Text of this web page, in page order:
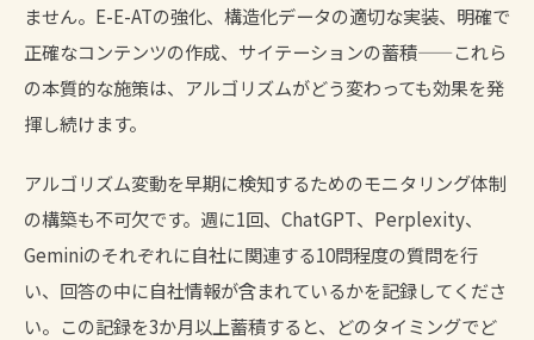
ません。E-E-ATの強化、構造化データの適切な実装、明確で
正確なコンテンツの作成、サイテーションの蓄積——これら
の本質的な施策は、アルゴリズムがどう変わっても効果を発
揮し続けます。
アルゴリズム変動を早期に検知するためのモニタリング体制
の構築も不可欠です。週に1回、ChatGPT、Perplexity、
Geminiのそれぞれに自社に関連する10問程度の質問を行
い、回答の中に自社情報が含まれているかを記録してくださ
い。この記録を3か月以上蓄積すると、どのタイミングでど